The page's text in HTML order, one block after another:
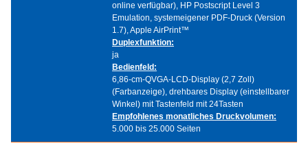
online verfügbar), HP Postscript Level 3
Emulation, systemeigener PDF-Druck (Version
1.7), Apple AirPrint™
Duplexfunktion:
ja
Bedienfeld:
6,86-cm-QVGA-LCD-Display (2,7 Zoll)
(Farbanzeige), drehbares Display (einstellbarer
Winkel) mit Tastenfeld mit 24Tasten
Empfohlenes monatliches Druckvolumen:
5.000 bis 25.000 Seiten